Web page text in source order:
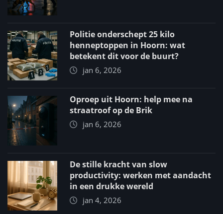
Politie onderschept 25 kilo
henneptoppen in Hoorn: wat
betekent dit voor de buurt?
jan 6, 2026
Oproep uit Hoorn: help mee na
straatroof op de Brik
jan 6, 2026
De stille kracht van slow
productivity: werken met aandacht
in een drukke wereld
jan 4, 2026